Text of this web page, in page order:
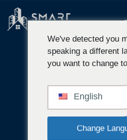
We've detected you
speaking a different
you want to change
English
Change